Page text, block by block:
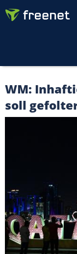
WM:
soll